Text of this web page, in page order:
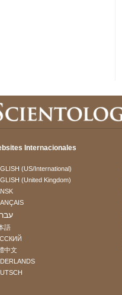
Internacionales
(US/International)
(United Kingdom)
語
中文